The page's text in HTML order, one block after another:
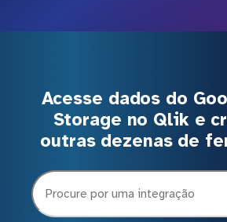
Acesse dados do
Storage no Qlik e
outras dezenas de